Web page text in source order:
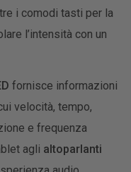
i comodi tasti per la
l’intensità con un
fornisce informazioni
velocità, tempo,
e frequenza
agli altoparlanti